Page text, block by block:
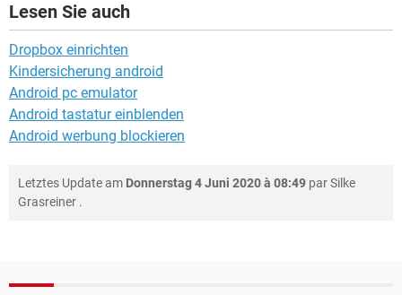
Lesen Sie auch
Dropbox einrichten
Kindersicherung android
Android pc emulator
Android tastatur einblenden
Android werbung blockieren
Letztes Update am Donnerstag 4 Juni 2020 à 08:49 parSilke
Grasreiner .